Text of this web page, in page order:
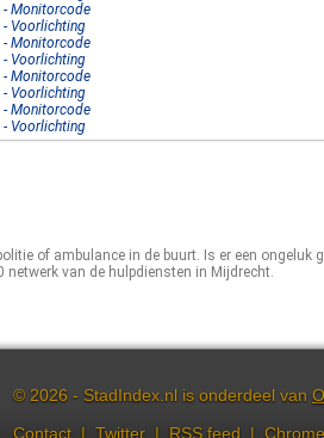
- Monitorcode
- Voorlichting
- Monitorcode
- Voorlichting
- Monitorcode
- Voorlichting
- Monitorcode
- Voorlichting
of ambulance in de buurt. Is er een ongeluk
van de hulpdiensten in Mijdrecht.
© 2026 - StadIndex.nl is onderdeel van
Contact | Twitter | RSS feed |